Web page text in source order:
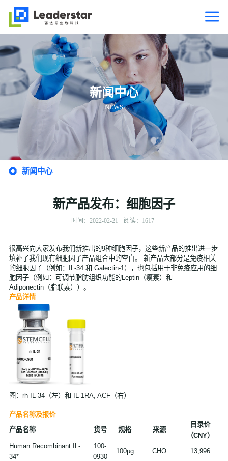

新闻中心
NEWS
 新闻中心
新产品发布：细胞因子
时间：2022-02-21 阅读：1617
很高兴向大家发布我们新推出的9种细胞因子，这些新产品的推出进一步
填补了我们现有细胞因子产品组合中的空白。 新产品大部分是免疫相关
的细胞因子（例如：IL-34 和 Galectin-1），也包括用于非免疫应用的细
胞因子（例如：可调节脂肪组织功能的Leptin（瘦素）和
Adiponectin（脂联素））。
产品详情
图：rh IL-34（左）和 IL-1RA, ACF（右）
产品名称及报价
产品名称
货号 规格 来源
目录价
（CNY）
Human Recombinant IL-
34*
100-
0930
100μg CHO 13,996